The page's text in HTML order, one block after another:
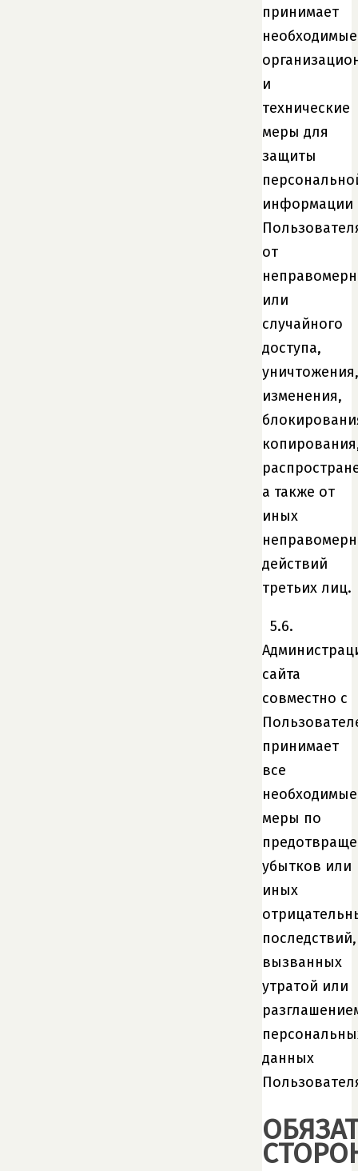
принимает
необходимые
и
технические
меры для
защиты
информации
от
или
случайного
доступа,
уничтожения,
изменения,
а также от
иных
действий
третьих лиц.
5.6.
сайта
совместно с
принимает
все
необходимые
меры по
убытков или
иных
последствий,
вызванных
утратой или
данных